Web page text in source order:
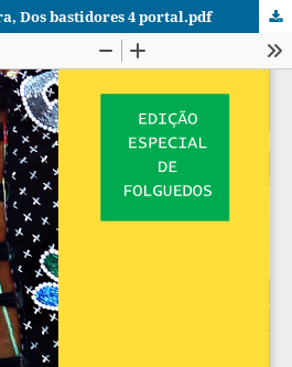
Dos bastidores 4 portal.pdf